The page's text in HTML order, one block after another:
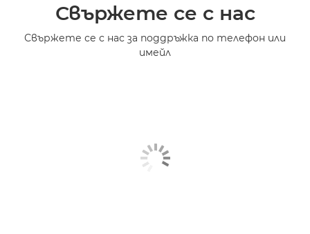
Свържете се с нас
Свържете се с нас за поддръжка по телефон или
имейл